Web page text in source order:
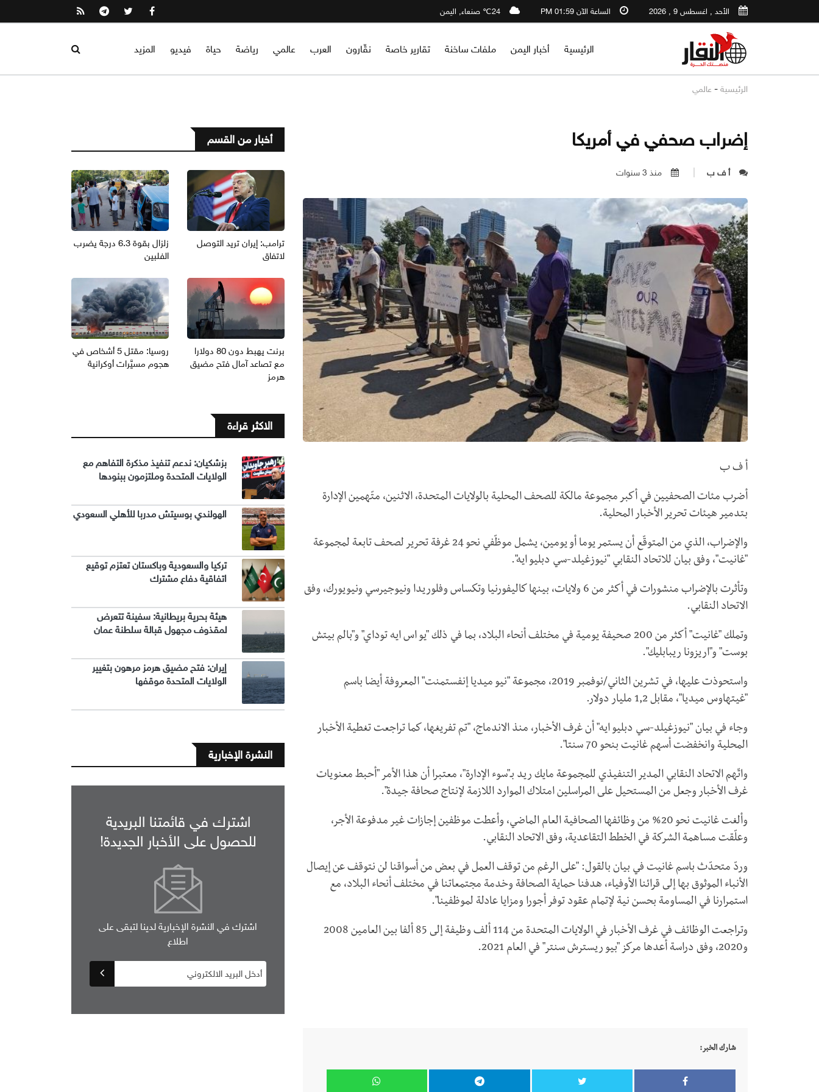
الأحد , اغسطس 9 , 2026 الساعة الآن 01:59 PM 24℃ صنعاء, اليمن
الرئيسية أخبار اليمن ملفات ساخنة تقارير خاصة نقّارون العرب عالمي رياضة حياة فيديو المزيد
الرئيسية - عالمي
إضراب صحفي في أمريكا
أ ف ب منذ 3 سنوات
أ ف ب
أضرب مئات الصحفيين في أكبر مجموعة مالكة للصحف المحلية بالولايات المتحدة، الاثنين، متّهمين الإدارة
بتدمير هيئات تحرير الأخبار المحلية.
والإضراب، الذي من المتوقّع أن يستمر يوما أو يومين، يشمل موظّفي نحو 24 غرفة تحرير لصحف تابعة لمجموعة
"غانيت"، وفق بيان للاتحاد النقابي "نيوزغيلد-سي دبليو ايه".
وتأثرت بالإضراب منشورات في أكثر من 6 ولايات، بينها كاليفورنيا وتكساس وفلوريدا ونيوجيرسي ونيويورك، وفق
الاتحاد النقابي.
وتملك "غانيت" أكثر من 200 صحيفة يومية في مختلف أنحاء البلاد، بما في ذلك "يو اس ايه توداي" و"بالم بيتش
بوست" و"اريزونا ريبابليك".
واستحوذت عليها، في تشرين الثاني/نوفمبر 2019، مجموعة "نيو ميديا إنفستمنت" المعروفة أيضا باسم
"غيتهاوس ميديا"، مقابل 1,2 مليار دولار.
وجاء في بيان "نيوزغيلد-سي دبليو ايه" أن غرف الأخبار، منذ الاندماج، "تم تفريغها، كما تراجعت تغطية الأخبار
المحلية وانخفضت أسهم غانيت بنحو 70 سنتا".
واتّهم الاتحاد النقابي المدير التنفيذي للمجموعة مايك ريد بـ"سوء الإدارة"، معتبرا أن هذا الأمر "أحبط معنويات
غرف الأخبار وجعل من المستحيل على المراسلين امتلاك الموارد اللازمة لإنتاج صحافة جيدة".
وألغت غانيت نحو 20% من وظائفها الصحافية العام الماضي، وأعطت موظفين إجازات غير مدفوعة الأجر،
وعلّقت مساهمة الشركة في الخطط التقاعدية، وفق الاتحاد النقابي.
وردّ متحدّث باسم غانيت في بيان بالقول: "على الرغم من توقف العمل في بعض من أسواقنا لن نتوقف عن إيصال
الأنباء الموثوق بها إلى قرائنا الأوفياء، هدفنا حماية الصحافة وخدمة مجتمعاتنا في مختلف أنحاء البلاد، مع
استمرارنا في المساومة بحسن نية لإتمام عقود توفر أجورا ومزايا عادلة لموظفينا".
وتراجعت الوظائف في غرف الأخبار في الولايات المتحدة من 114 ألف وظيفة إلى 85 ألفا بين العامين 2008
و2020، وفق دراسة أعدها مركز "بيو ريسترش سنتر" في العام 2021.
شارك الخبر:
أخبار من القسم
ترامب: إيران تريد التوصل
لاتفاق
زلزال بقوة 6.3 درجة يضرب
الفلبين
برنت يهبط دون 80 دولارا
مع تصاعد آمال فتح مضيق
هرمز
روسيا: مقتل 5 أشخاص في
هجوم مسيَّرات أوكرانية
الاكثر قراءة
بزشكيان: ندعم تنفيذ مذكرة التفاهم مع
الولايات المتحدة وملتزمون ببنودها
الهولندي بوسيتش مدربا للأهلي السعودي
تركيا والسعودية وباكستان تعتزم توقيع
اتفاقية دفاع مشترك
هيئة بحرية بريطانية: سفينة تتعرض
لمقذوف مجهول قبالة سلطنة عمان
إيران: فتح مضيق هرمز مرهون بتغيير
الولايات المتحدة موقفها
النشرة الإخبارية
اشترك في قائمتنا البريدية
للحصول على الأخبار الجديدة!
اشترك في النشرة الإخبارية لدينا لتبقى على
اطلاع